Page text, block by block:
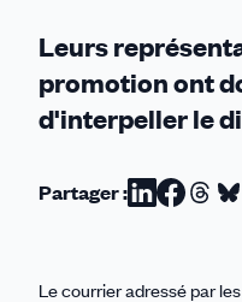
Leurs
promotion ont
d'interpeller le
Partager :Partager
Linkedin
Le courrier adressé par